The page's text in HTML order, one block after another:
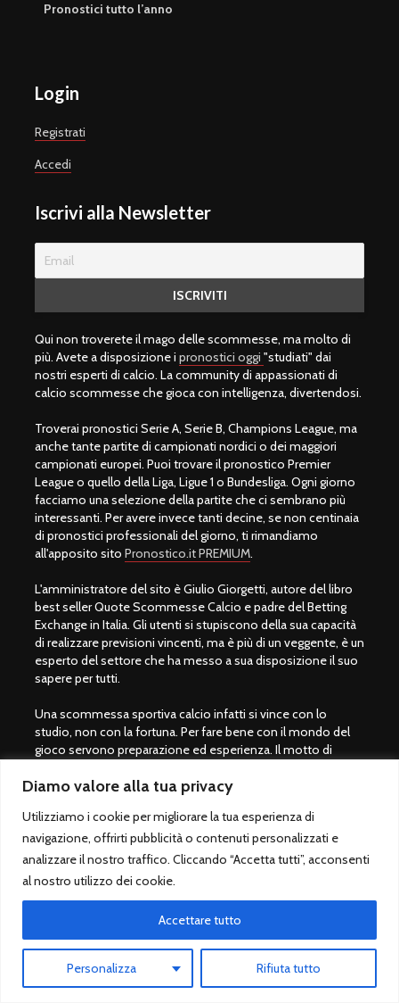
Diamo valore alla tua privacy
Utilizziamo i cookie per migliorare la tua esperienza di
navigazione, offrirti pubblicità o contenuti personalizzati e
analizzare il nostro traffico. Cliccando “Accetta tutti”, acconsenti
al nostro utilizzo dei cookie.
Personalizza Rifiuta tutto
Accettare tutto
Pronostici tutto l’anno
Login
Registrati
Accedi
Iscrivi alla Newsletter
Qui non troverete il mago delle scommesse, ma molto di
più. Avete a disposizione i pronostici oggi "studiati" dai
nostri esperti di calcio. La community di appassionati di
calcio scommesse che gioca con intelligenza, divertendosi.
Troverai pronostici Serie A, Serie B, Champions League, ma
anche tante partite di campionati nordici o dei maggiori
campionati europei. Puoi trovare il pronostico Premier
League o quello della Liga, Ligue 1 o Bundesliga. Ogni giorno
facciamo una selezione della partite che ci sembrano più
interessanti. Per avere invece tanti decine, se non centinaia
di pronostici professionali del giorno, ti rimandiamo
all'apposito sito Pronostico.it PREMIUM.
L'amministratore del sito è Giulio Giorgetti, autore del libro
best seller Quote Scommesse Calcio e padre del Betting
Exchange in Italia. Gli utenti si stupiscono della sua capacità
di realizzare previsioni vincenti, ma è più di un veggente, è un
esperto del settore che ha messo a sua disposizione il suo
sapere per tutti.
Una scommessa sportiva calcio infatti si vince con lo
studio, non con la fortuna. Per fare bene con il mondo del
gioco servono preparazione ed esperienza. Il motto di
vincere " per questo motivo si consiglia per tutti coloro che
QSC.
Non utilizziamo social, siamo solo su questo sito. Buon
divertimento con QuoteScommesseCalcio.com.
Giocare con moderazione
Le scommesse sportive sono vietate ai minori di 18 anni.